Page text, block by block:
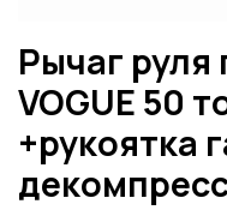
Рычаг
VOGUE 50
+рукоятка